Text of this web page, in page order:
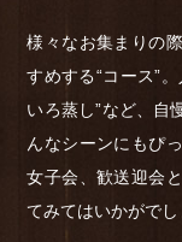
様々なお集まりの
すめする“コース”
いろ蒸し”など、自
んなシーンにもぴ
女子会、歓送迎会
てみてはいかがでし